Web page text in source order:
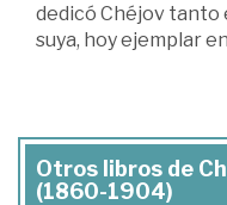
dedicó Chéjov tanto
suya, hoy ejemplar
Otros libros de
(1860-1904)